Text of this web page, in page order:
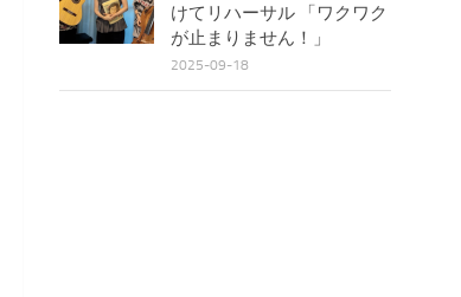
けてリハーサル 「ワクワク
が止まりません！」
2025-09-18